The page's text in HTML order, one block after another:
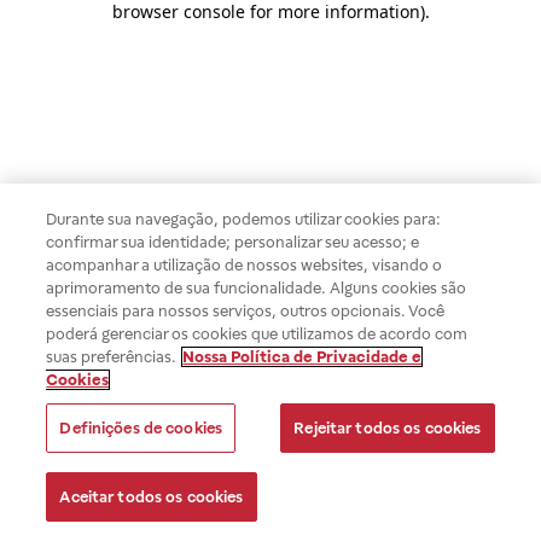
browser console for more information).
Durante sua navegação, podemos utilizar cookies para:
confirmar sua identidade; personalizar seu acesso; e
acompanhar a utilização de nossos websites, visando o
aprimoramento de sua funcionalidade. Alguns cookies são
essenciais para nossos serviços, outros opcionais. Você
poderá gerenciar os cookies que utilizamos de acordo com
suas preferências. Nossa Política de Privacidade e
Cookies
Definições de cookies Rejeitar todos os cookies
Aceitar todos os cookies